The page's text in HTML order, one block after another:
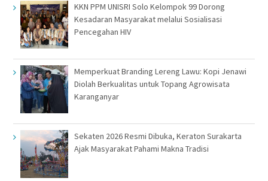
KKN PPM UNISRI Solo Kelompok 99 Dorong
Kesadaran Masyarakat melalui Sosialisasi
Pencegahan HIV
Memperkuat Branding Lereng Lawu: Kopi Jenawi
Diolah Berkualitas untuk Topang Agrowisata
Karanganyar
Sekaten 2026 Resmi Dibuka, Keraton Surakarta
Ajak Masyarakat Pahami Makna Tradisi